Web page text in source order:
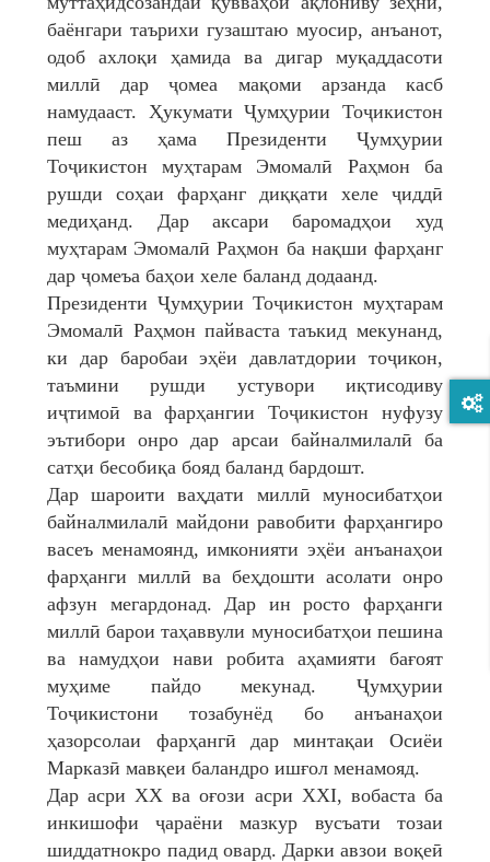
баёнгари таърихи гузаштаю муосир, анъанот,
одоб ахлоқи ҳамида ва дигар муқаддасоти
миллӣ дар ҷомеа мақоми арзанда касб
намудааст. Ҳукумати Ҷумҳурии Тоҷикистон
пеш аз ҳама Президенти Ҷумҳурии
Тоҷикистон муҳтарам Эмомалӣ Раҳмон ба
рушди соҳаи фарҳанг диққати хеле ҷиддӣ
медиҳанд. Дар аксари баромадҳои худ
муҳтарам Эмомалӣ Раҳмон ба нақши фарҳанг
дар ҷомеъа баҳои хеле баланд додаанд.
Президенти Ҷумҳурии Тоҷикистон муҳтарам
Эмомалӣ Раҳмон пайваста таъкид мекунанд,
ки дар баробаи эҳёи давлатдории тоҷикон,
таъмини рушди устувори иқтисодиву
иҷтимоӣ ва фарҳангии Тоҷикистон нуфузу
эътибори онро дар арсаи байналмилалӣ ба
сатҳи бесобиқа бояд баланд бардошт.
Дар шароити ваҳдати миллӣ муносибатҳои
байналмилалӣ майдони равобити фарҳангиро
васеъ менамоянд, имконияти эҳёи анъанаҳои
фарҳанги миллӣ ва беҳдошти асолати онро
афзун мегардонад. Дар ин росто фарҳанги
миллӣ барои таҳаввули муносибатҳои пешина
ва намудҳои нави робита аҳамияти бағоят
муҳиме пайдо мекунад. Ҷумҳурии
Тоҷикистони тозабунёд бо анъанаҳои
ҳазорсолаи фарҳангӣ дар минтақаи Осиёи
Марказӣ мавқеи баландро ишғол менамояд.
Дар асри XX ва оғози асри XXI, вобаста ба
инкишофи ҷараёни мазкур вусъати тозаи
шиддатнокро падид овард. Дарки авзои воқеӣ